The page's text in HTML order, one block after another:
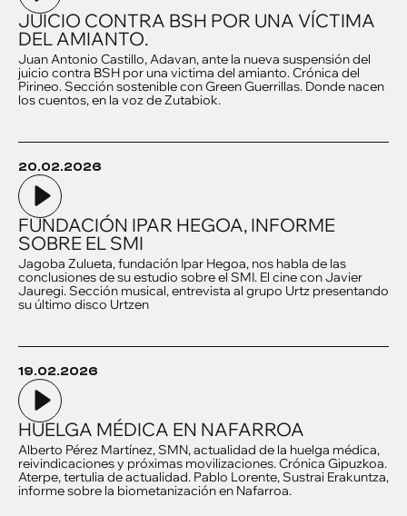
JUICIO CONTRA BSH POR UNA VÍCTIMA
DEL AMIANTO.
Juan Antonio Castillo, Adavan, ante la nueva suspensión del
juicio contra BSH por una victima del amianto. Crónica del
Pirineo. Sección sostenible con Green Guerrillas. Donde nacen
los cuentos, en la voz de Zutabiok.
20.02.2026
FUNDACIÓN IPAR HEGOA, INFORME
SOBRE EL SMI
Jagoba Zulueta, fundación Ipar Hegoa, nos habla de las
conclusiones de su estudio sobre el SMI. El cine con Javier
Jauregi. Sección musical, entrevista al grupo Urtz presentando
su último disco Urtzen
19.02.2026
HUELGA MÉDICA EN NAFARROA
Alberto Pérez Martínez, SMN, actualidad de la huelga médica,
reivindicaciones y próximas movilizaciones. Crónica Gipuzkoa.
Aterpe, tertulia de actualidad. Pablo Lorente, Sustrai Erakuntza,
informe sobre la biometanización en Nafarroa.